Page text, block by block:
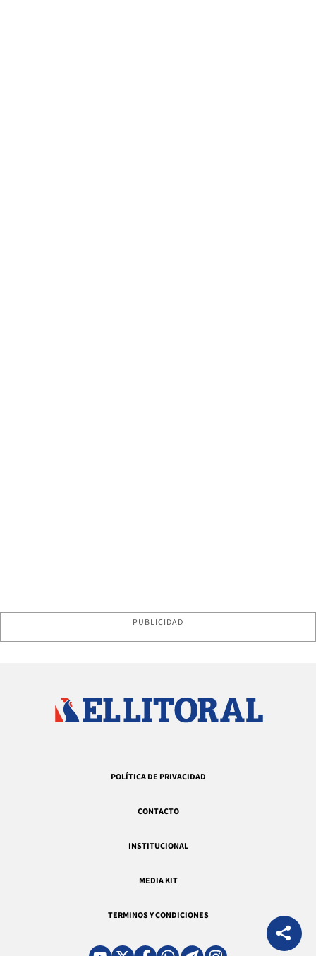
PUBLICIDAD
POLÍTICA DE PRIVACIDAD
CONTACTO
INSTITUCIONAL
MEDIA KIT
TERMINOS Y CONDICIONES